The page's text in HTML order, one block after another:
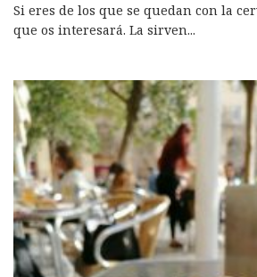
Si eres de los que se quedan con la
que os interesará. La sirven...